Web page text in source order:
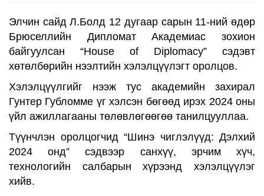
Элчин сайд Л.Болд 12 дугаар сарын 11-ний өдөр
Брюселлийн Дипломат Академиас зохион
байгуулсан “House of Diplomacy” сэдэвт
хөтөлбөрийн нээлтийн хэлэлцүүлэгт оролцов.
Хэлэлцүүлгийг нээж тус академийн захирал
Гунтер Губломме үг хэлсэн бөгөөд ирэх 2024 оны
үйл ажиллагааны төлөвлөгөөгөө танилцууллаа.
Түүнчлэн оролцогчид “Шинэ чиглэлүүд: Дэлхий
2024 онд” сэдвээр санхүү, эрчим хүч,
технологийн салбарын хүрээнд хэлэлцүүлэг
хийв.